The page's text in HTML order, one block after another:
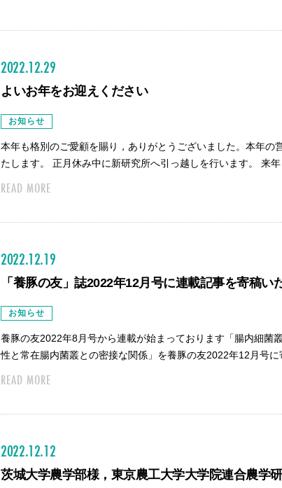
2022.12.29
よいお年をお迎えください
お知らせ
本年も格別のご愛顧を賜り，ありがとうございました。本年
たします。 正月休み中に新研究所へ引っ越しを行います。 来
READ MORE
2022.12.19
「養豚の友」誌2022年12月号に連載記事を寄稿い
お知らせ
養豚の友2022年8月号から連載が始まっております「腸内細菌
性と常在腸内菌叢との密接な関係」を養豚の友2022年12月号に
READ MORE
2022.12.12
茨城大学農学部様，東京農工大学大学院連合農学